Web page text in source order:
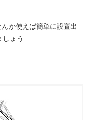
か使えば簡単に設置出
しょう